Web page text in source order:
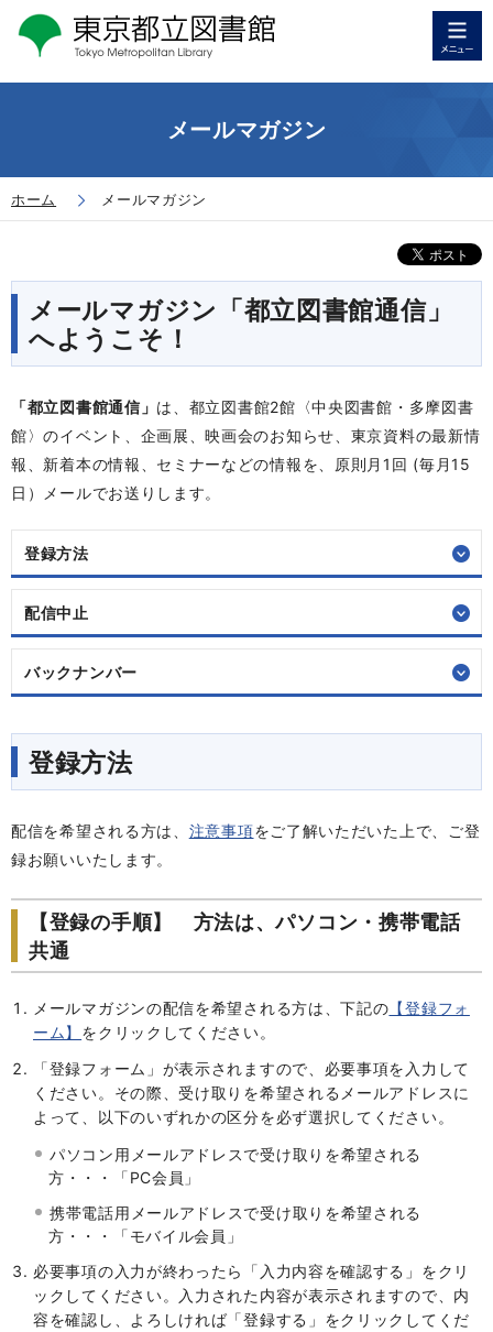
メールマガジン
ホーム メールマガジン
メールマガジン「都立図書館通信」
へようこそ！
「都立図書館通信」 は、都立図書館2館〈中央図書館・多摩図書
館〉のイベント、企画展、映画会のお知らせ、東京資料の最新情
報、新着本の情報、セミナーなどの情報を、原則月1回 (毎月15
日）メールでお送りします。
登録方法
配信中止
バックナンバー
登録方法
配信を希望される方は、 注意事項をご了解いただいた上で、ご登
録お願いいたします。
【登録の手順】 方法は、パソコン・携帯電話
共通
メールマガジンの配信を希望される方は、下記の 【登録フォ
ーム】 をクリックしてください。
「登録フォーム」が表示されますので、必要事項を入力して
ください。その際、受け取りを希望されるメールアドレスに
よって、以下のいずれかの区分を必ず選択してください。
パソコン用メールアドレスで受け取りを希望される
方・・・「PC会員」
携帯電話用メールアドレスで受け取りを希望される
方・・・「モバイル会員」
必要事項の入力が終わったら「入力内容を確認する」をクリ
ックしてください。入力された内容が表示されますので、内
容を確認し、よろしければ「登録する」をクリックしてくだ